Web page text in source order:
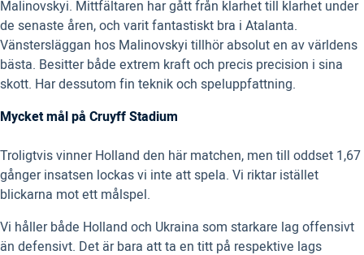
Malinovskyi. Mittfältaren har gått från klarhet till klarhet under
de senaste åren, och varit fantastiskt bra i Atalanta.
Vänstersläggan hos Malinovskyi tillhör absolut en av världens
bästa. Besitter både extrem kraft och precis precision i sina
skott. Har dessutom fin teknik och speluppfattning.
Mycket mål på Cruyff Stadium
Troligtvis vinner Holland den här matchen, men till oddset 1,67
gånger insatsen lockas vi inte att spela. Vi riktar istället
blickarna mot ett målspel.
Vi håller både Holland och Ukraina som starkare lag offensivt
än defensivt. Det är bara att ta en titt på respektive lags